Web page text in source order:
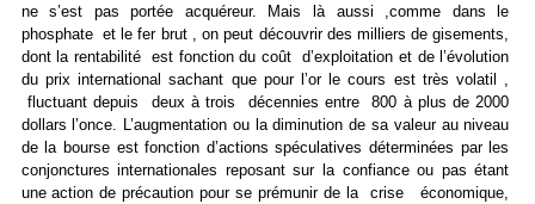
ne s’est pas portée acquéreur. Mais là aussi ,comme dans le
phosphate et le fer brut , on peut découvrir des milliers de gisements,
dont la rentabilité est fonction du coût d’exploitation et de l’évolution
du prix international sachant que pour l’or le cours est très volatil ,
fluctuant depuis deux à trois décennies entre 800 à plus de 2000
dollars l’once. L’augmentation ou la diminution de sa valeur au niveau
de la bourse est fonction d’actions spéculatives déterminées par les
conjonctures internationales reposant sur la confiance ou pas étant
une action de précaution pour se prémunir de la crise économique,